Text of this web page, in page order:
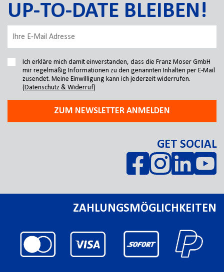
UP-TO-DATE BLEIBEN!
Ich erkläre mich damit einverstanden, dass die Franz Moser GmbH
mir regelmäßig Informationen zu den genannten Inhalten per E-Mail
zusendet. Meine Einwilligung kann ich jederzeit widerrufen.
(Datenschutz & Widerruf)
ZUM NEWSLETTER ANMELDEN
GET SOCIAL
ZAHLUNGSMÖGLICHKEITEN